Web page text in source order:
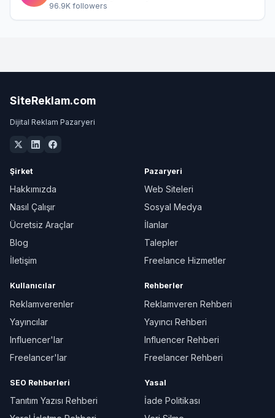
96.9K followers
SiteReklam.com
Dijital Reklam Pazaryeri
Şirket
Hakkımızda
Nasıl Çalışır
Ücretsiz Araçlar
Blog
İletişim
Pazaryeri
Web Siteleri
Sosyal Medya
İlanlar
Talepler
Freelance Hizmetler
Kullanıcılar
Reklamverenler
Yayıncılar
Influencer'lar
Freelancer'lar
Rehberler
Reklamveren Rehberi
Yayıncı Rehberi
Influencer Rehberi
Freelancer Rehberi
SEO Rehberleri
Tanıtım Yazısı Rehberi
Yasal
İade Politikası